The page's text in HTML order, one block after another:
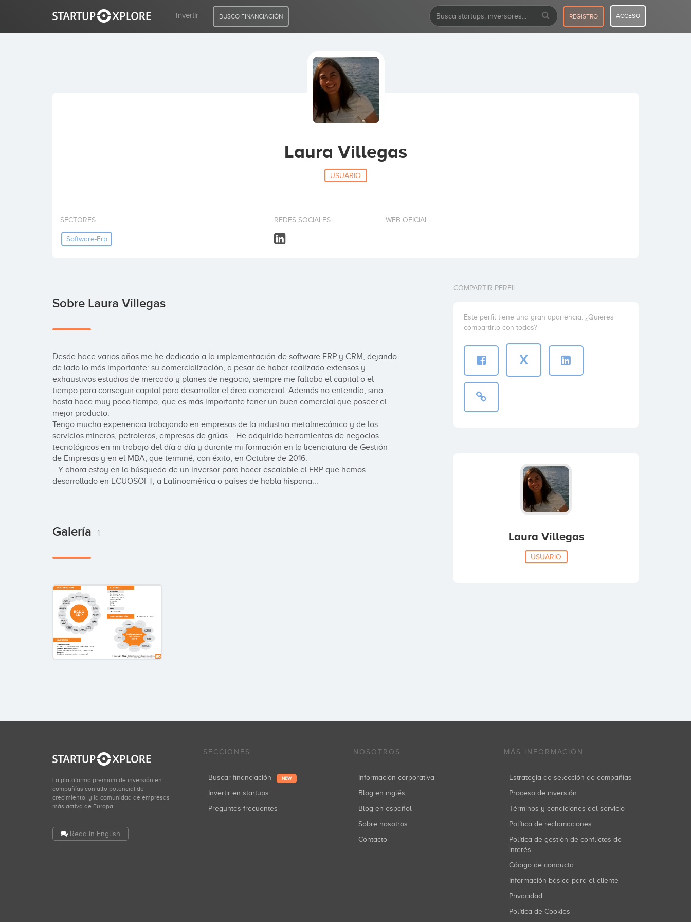
Invertir BUSCO FINANCIACIÓN REGISTRO ACCESO
Laura Villegas
USUARIO
SECTORES
Software-Erp
REDES SOCIALES WEB OFICIAL
Sobre Laura Villegas
Desde hace varios años me he dedicado a la implementación de software ERP y CRM, dejando
de lado lo más importante: su comercialización, a pesar de haber realizado extensos y
exhaustivos estudios de mercado y planes de negocio, siempre me faltaba el capital o el
tiempo para conseguir capital para desarrollar el área comercial. Además no entendía, sino
hasta hace muy poco tiempo, que es más importante tener un buen comercial que poseer el
mejor producto.
Tengo mucha experiencia trabajando en empresas de la industria metalmecánica y de los
servicios mineros, petroleros, empresas de grúas..  He adquirido herramientas de negocios
tecnológicos en mi trabajo del día a día y durante mi formación en la licenciatura de Gestión
de Empresas y en el MBA, que terminé, con éxito, en Octubre de 2016.
...Y ahora estoy en la búsqueda de un inversor para hacer escalable el ERP que hemos
desarrollado en ECUOSOFT, a Latinoamérica o países de habla hispana...
Galería 1
COMPARTIR PERFIL
Este perfil tiene una gran apariencia. ¿Quieres
compartirlo con todos?
X
Laura Villegas
USUARIO
La plataforma premium de inversión en
compañías con alto potencial de
crecimiento, y la comunidad de empresas
más activa de Europa.
Read in English
SECCIONES
Buscar financiación NEW
Invertir en startups
Preguntas frecuentes
NOSOTROS
Información corporativa
Blog en inglés
Blog en español
Sobre nosotros
Contacto
MÁS INFORMACIÓN
Estrategia de selección de compañías
Proceso de inversión
Términos y condiciones del servicio
Política de reclamaciones
Política de gestión de conflictos de
interés
Código de conducta
Información básica para el cliente
Privacidad
Política de Cookies